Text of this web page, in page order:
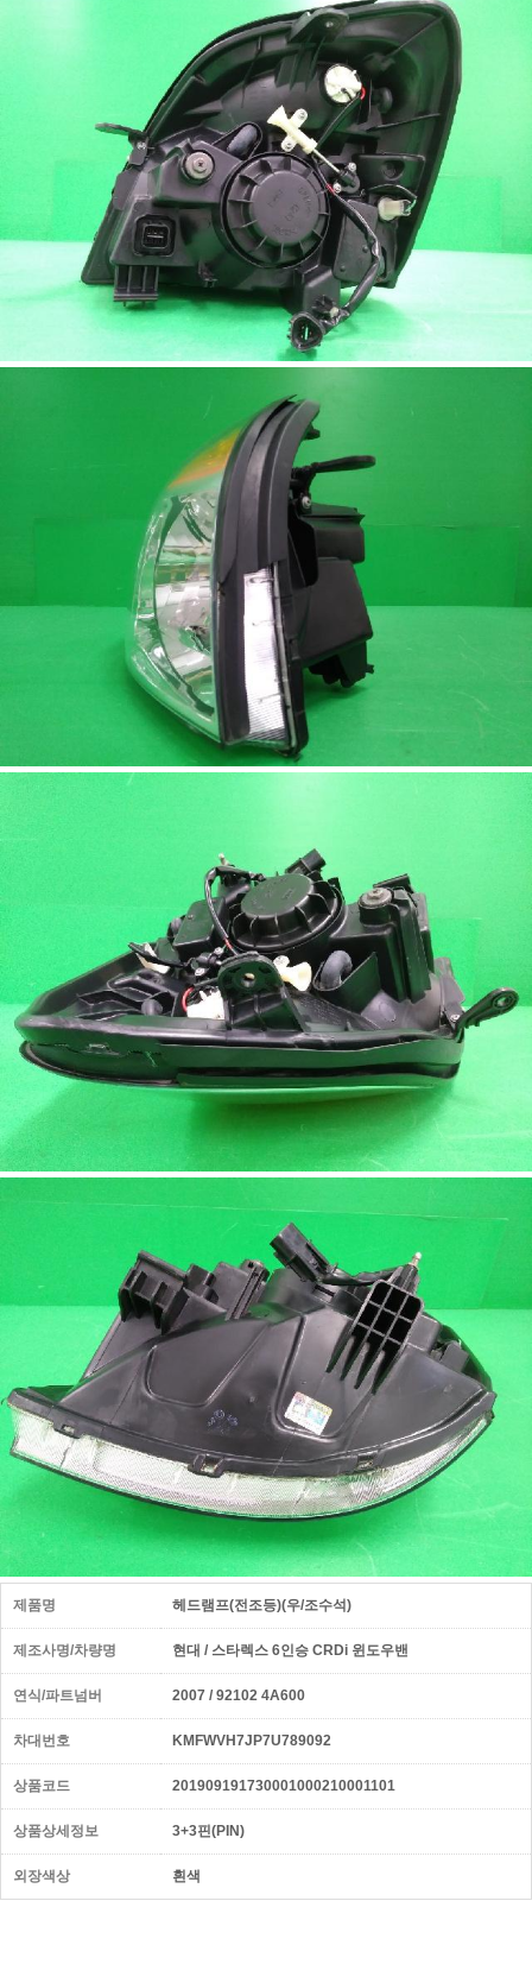
제품명 헤드램프(전조등)(우/조수석)
제조사명/차량명 현대 / 스타렉스 6인승 CRDi 윈도우밴
연식/파트넘버 2007 / 92102 4A600
차대번호 KMFWVH7JP7U789092
상품코드 201909191730001000210001101
상품상세정보 3+3핀(PIN)
외장색상 흰색